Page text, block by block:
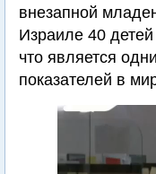
внезапной
Израиле 40
что является
показателей в